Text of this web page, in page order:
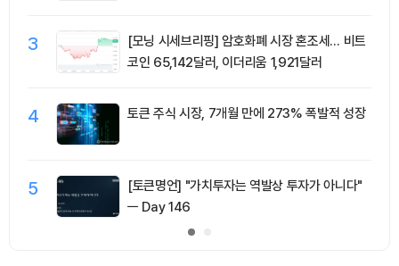
3
[모닝 시세브리핑] 암호화폐 시장 혼조세… 비트
코인 65,142달러, 이더리움 1,921달러
4 토큰 주식 시장, 7개월 만에 273% 폭발적 성장
5
[토큰명언] "가치투자는 역발상 투자가 아니다"
ㅡ Day 146